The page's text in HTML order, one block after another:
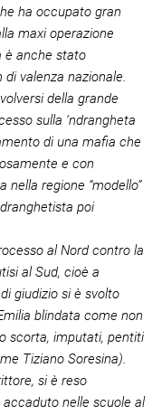
ha occupato gran
maxi operazione
è anche stato
valenza nazionale.
della grande
sulla ‘ndrangheta
di una mafia che
e con
regione “modello”
poi
al Nord contro la
al Sud, cioè a
giudizio si è svolto
blindata come non
scorta, imputati, pentiti
Tiziano Soresina).
si è reso
nelle scuole al